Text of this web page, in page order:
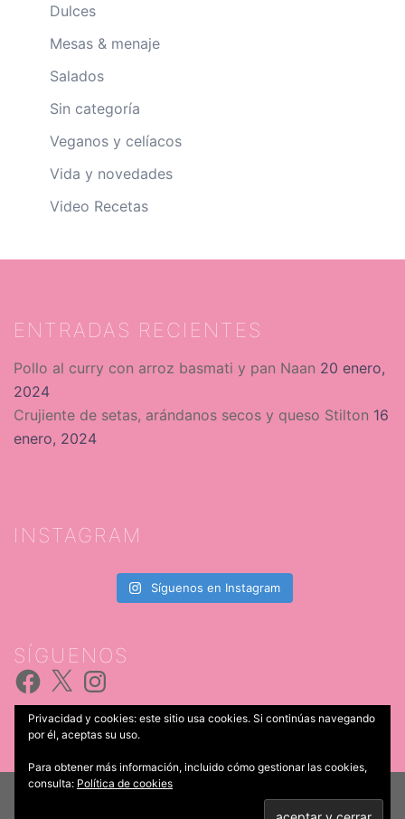
Dulces
Mesas & menaje
Salados
Sin categoría
Veganos y celíacos
Vida y novedades
Video Recetas
ENTRADAS RECIENTES
Pollo al curry con arroz basmati y pan Naan 20 enero,
2024
Crujiente de setas, arándanos secos y queso Stilton 16
enero, 2024
INSTAGRAM
Síguenos en Instagram
SÍGUENOS
Facebook
X Instagram
© 2026 Catering Iria Castro. Funciona gracias a
Privacidad y cookies: este sitio usa cookies. Si continúas navegando
por él, aceptas su uso.
Para obtener más información, incluido cómo gestionar las cookies,
consulta: Política de cookies